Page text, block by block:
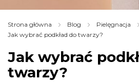
Strona główna Blog
Pielęgnacja
Jak wybrać podkład do twarzy?
Jak wybrać
twarzy?